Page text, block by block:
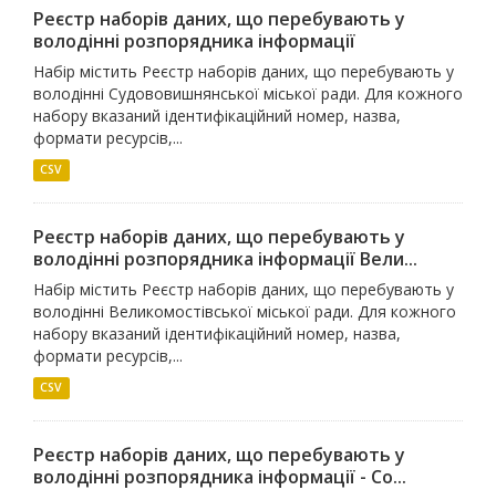
Реєстр наборів даних, що перебувають у
володінні розпорядника інформації
Набір містить Реєстр наборів даних, що перебувають у
володінні Судововишнянської міської ради. Для кожного
набору вказаний ідентифікаційний номер, назва,
формати ресурсів,...
CSV
Реєстр наборів даних, що перебувають у
володінні розпорядника інформації Вели...
Набір містить Реєстр наборів даних, що перебувають у
володінні Великомостівської міської ради. Для кожного
набору вказаний ідентифікаційний номер, назва,
формати ресурсів,...
CSV
Реєстр наборів даних, що перебувають у
володінні розпорядника інформації - Со...